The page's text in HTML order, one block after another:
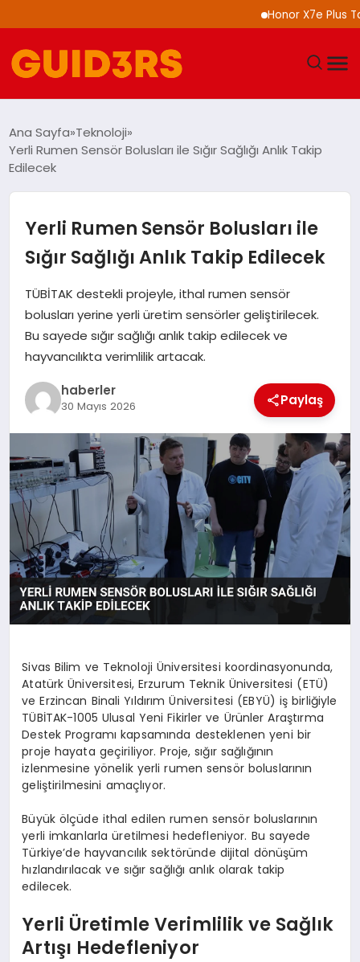
Honor X7e Plus
YAŞAM
SAĞLIK
MAGAZIN
EĞITIM
Ana Sayfa Teknoloji
Yerli Rumen Sensör Bolusları ile Sığır Sağlığı Anlık Takip
Edilecek
Yerli Rumen Sensör Bolusları ile
Sığır Sağlığı Anlık Takip Edilecek
TÜBİTAK destekli projeyle, ithal rumen sensör
bolusları yerine yerli üretim sensörler geliştirilecek.
Bu sayede sığır sağlığı anlık takip edilecek ve
hayvancılıkta verimlilik artacak.
haberler
30 Mayıs 2026 Paylaş
Sivas Bilim ve Teknoloji Üniversitesi koordinasyonunda,
Atatürk Üniversitesi, Erzurum Teknik Üniversitesi (ETÜ)
ve Erzincan Binali Yıldırım Üniversitesi (EBYÜ) iş birliğiyle
TÜBİTAK-1005 Ulusal Yeni Fikirler ve Ürünler Araştırma
Destek Programı kapsamında desteklenen yeni bir
proje hayata geçiriliyor. Proje, sığır sağlığının
izlenmesine yönelik yerli rumen sensör boluslarının
geliştirilmesini amaçlıyor.
Büyük ölçüde ithal edilen rumen sensör boluslarının
yerli imkanlarla üretilmesi hedefleniyor. Bu sayede
Türkiye’de hayvancılık sektöründe dijital dönüşüm
hızlandırılacak ve sığır sağlığı anlık olarak takip
edilecek.
Yerli Üretimle Verimlilik ve Sağlık
Artışı Hedefleniyor